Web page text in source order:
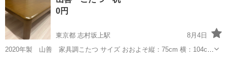
工場のお仕事 ◇コネクタ製造工...
0円
東京都 志村坂上駅
8月4日
2020年製 山善 家具調こたつ サイズ おおよそ縦：75cm 横：104cm